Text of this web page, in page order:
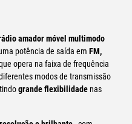
amador móvel multimodo
potência de saída em FM,
opera na faixa de frequência
modos de transmissão
grande flexibilidade nas